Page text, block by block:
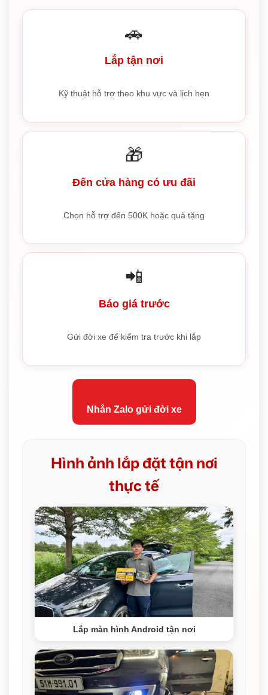
🚗
Lắp tận nơi
Kỹ thuật hỗ trợ theo khu vực và lịch hẹn
🎁
Đến cửa hàng có ưu đãi
Chọn hỗ trợ đến 500K hoặc quà tặng
📲
Báo giá trước
Gửi đời xe để kiểm tra trước khi lắp
Nhắn Zalo gửi đời xe
Hình ảnh lắp đặt tận nơi
thực tế
Lắp màn hình Android tận nơi